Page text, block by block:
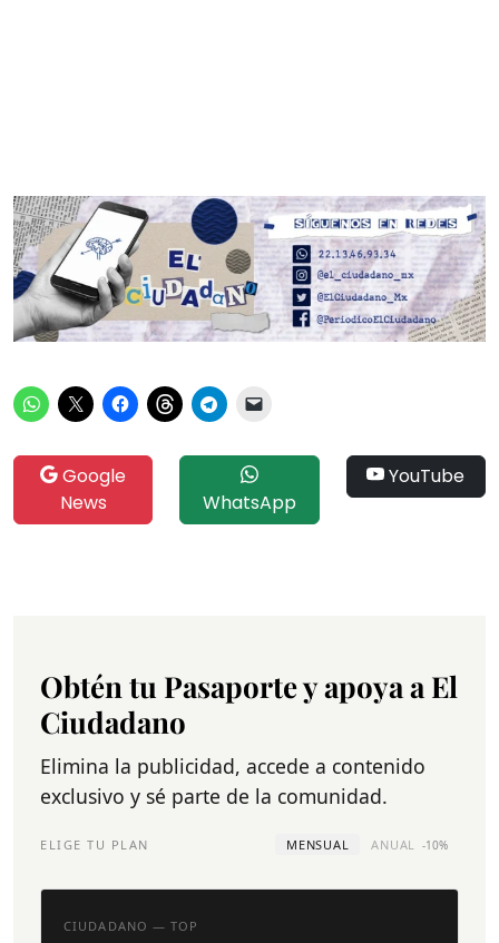
Google
News
WhatsApp
YouTube
Obtén tu Pasaporte y apoya a El
Ciudadano
Elimina la publicidad, accede a contenido
exclusivo y sé parte de la comunidad.
ELIGE TU PLAN MENSUAL ANUAL -10%
CIUDADANO — TOP